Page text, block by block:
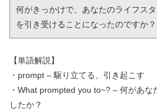
何がきっかけで、あなたのライフス
を引き受けることになったのですか？
【単語解説】
・prompt – 駆り立てる、引き起こす
・What prompted you to~? – 何があな
したか？